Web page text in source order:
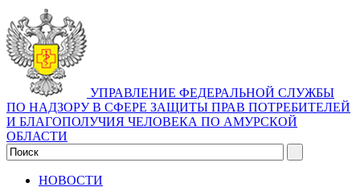
УПРАВЛЕНИЕ ФЕДЕРАЛЬНОЙ СЛУЖБЫ
ПО НАДЗОРУ В СФЕРЕ ЗАЩИТЫ ПРАВ ПОТРЕБИТЕЛЕЙ
И БЛАГОПОЛУЧИЯ ЧЕЛОВЕКА ПО АМУРСКОЙ
ОБЛАСТИ
НОВОСТИ